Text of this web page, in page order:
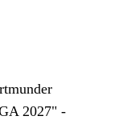
2027" -